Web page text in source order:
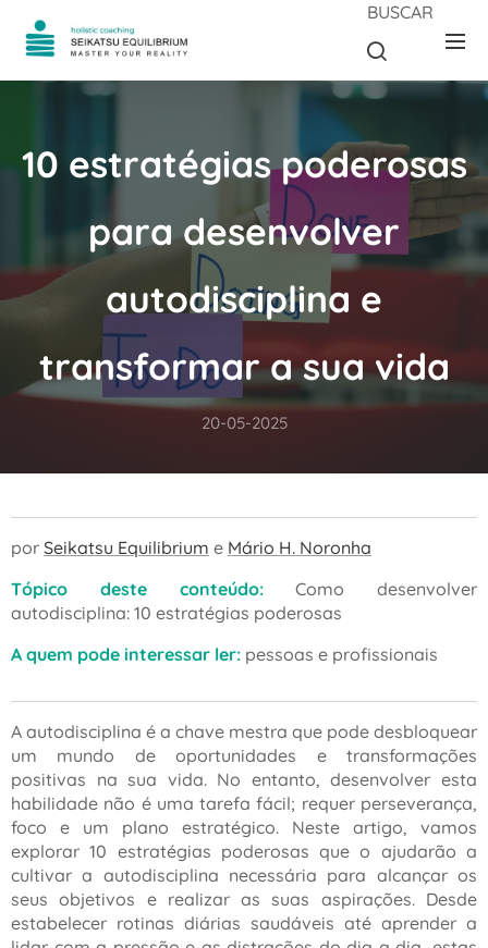
BUSCAR
10 estratégias poderosas
para desenvolver
autodisciplina e
transformar a sua vida
20-05-2025
por Seikatsu Equilibrium e Mário H. Noronha
Tópico deste conteúdo:Como desenvolver
autodisciplina: 10 estratégias poderosas
A quem pode interessar ler: pessoas e profissionais
A autodisciplina é a chave mestra que pode desbloquear
um mundo de oportunidades e transformações
positivas na sua vida. No entanto, desenvolver esta
habilidade não é uma tarefa fácil; requer perseverança,
foco e um plano estratégico. Neste artigo, vamos
explorar 10 estratégias poderosas que o ajudarão a
cultivar a autodisciplina necessária para alcançar os
seus objetivos e realizar as suas aspirações. Desde
estabelecer rotinas diárias saudáveis até aprender a